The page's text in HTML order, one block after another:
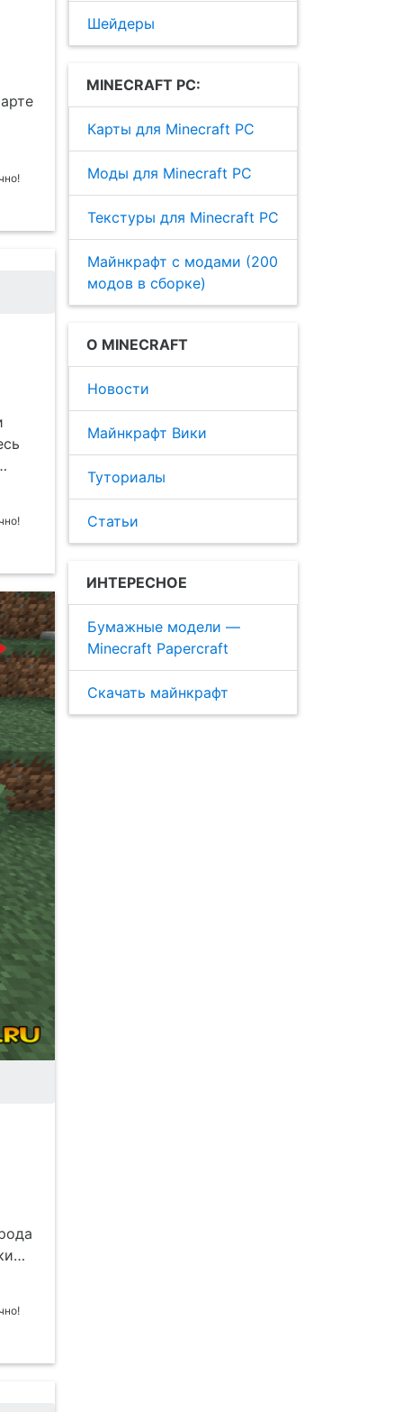
Шейдеры
MINECRAFT PC:
Карты для Minecraft PC
Моды для Minecraft PC
Текстуры для Minecraft PC
Майнкрафт с модами (200
модов в сборке)
О MINECRAFT
Новости
Майнкрафт Вики
Туториалы
Статьи
ИНТЕРЕСНОЕ
Бумажные модели —
Minecraft Papercraft
Скачать майнкрафт